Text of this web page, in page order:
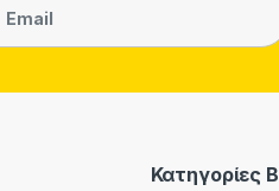
Κατηγορίες Β